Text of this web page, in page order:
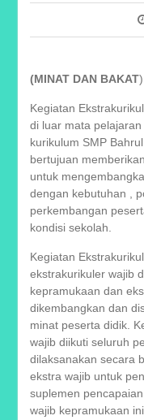
(MINAT DAN BAKAT)
Kegiatan
di luar mata
kurikulum SMP
bertujuan
untuk
dengan kebutuhan ,
perkembangan
kondisi sekolah.
Kegiatan
ekstrakurikuler wajib
kepramukaan dan
dikembangkan dan
minat peserta didik.
wajib diikuti seluruh
dilaksanakan secara
ekstra wajib untuk
suplemen
wajib kepramukaan